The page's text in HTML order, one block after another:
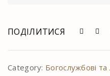
ПОДІЛИТИСЯ
Category: Богослужбові та